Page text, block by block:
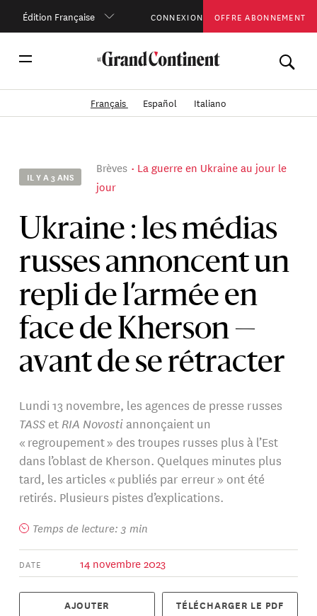
Édition Française CONNEXION OFFRE ABONNEMENT
Français Español Italiano
IL Y A 3 ANS
Brèves
La guerre en Ukraine au jour le
jour
Ukraine : les médias
russes annoncent un
repli de l’armée en
face de Kherson —
avant de se rétracter
Lundi 13 novembre, les agences de presse russes
TASS et RIA Novostiannonçaient un
« regroupement » des troupes russes plus à l’Est
dans l’oblast de Kherson. Quelques minutes plus
tard, les articles « publiés par erreur » ont été
retirés. Plusieurs pistes d’explications.
Temps de lecture: 3 min
DATE 14 novembre 2023
AJOUTER TÉLÉCHARGER LE PDF